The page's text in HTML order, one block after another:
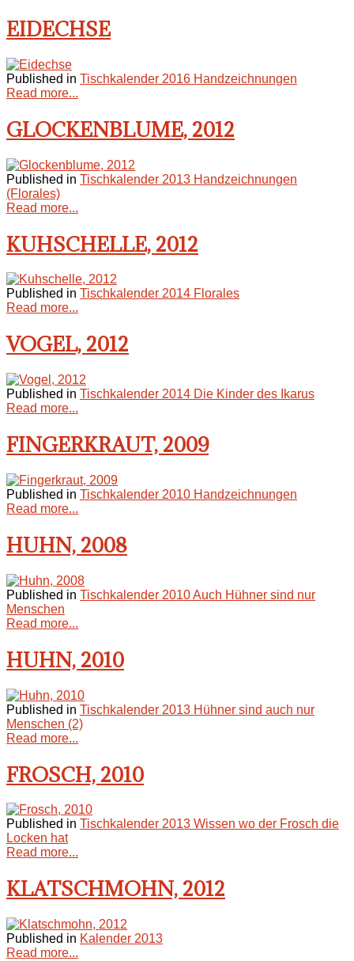
EIDECHSE
Published in Tischkalender 2016 Handzeichnungen
Read more...
GLOCKENBLUME, 2012
Published in Tischkalender 2013 Handzeichnungen
(Florales)
Read more...
KUHSCHELLE, 2012
Published in Tischkalender 2014 Florales
Read more...
VOGEL, 2012
Published in Tischkalender 2014 Die Kinder des Ikarus
Read more...
FINGERKRAUT, 2009
Published in Tischkalender 2010 Handzeichnungen
Read more...
HUHN, 2008
Published in Tischkalender 2010 Auch Hühner sind nur
Menschen
Read more...
HUHN, 2010
Published in Tischkalender 2013 Hühner sind auch nur
Menschen (2)
Read more...
FROSCH, 2010
Published in Tischkalender 2013 Wissen wo der Frosch die
Locken hat
Read more...
KLATSCHMOHN, 2012
Published in Kalender 2013
Read more...